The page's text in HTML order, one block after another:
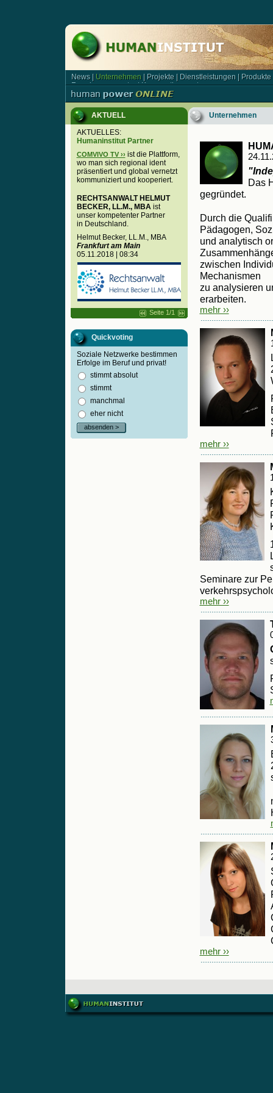
News | Unternehmen | Projekte | Dienstleistungen |
Forschungsagentur | Kooperationspartner
News| Unternehmen| Projekte| Dienstleistungen| Produkte
Forschungsagentur|Kooperationspartner
AKTUELL
Unternehmen
AKTUELLES:
Humaninstitut Partner
COMVIVO TV ›› ist die Plattform,
wo man sich regional ident
präsentiert und global vernetzt
kommuniziert und kooperiert.
RECHTSANWALT HELMUT
BECKER, LL.M., MBAist
unser kompetenter Partner
in Deutschland.
Helmut Becker, LL.M., MBA
Frankfurt am Main
05.11.2018 | 08:34
Seite 1/1
Quickvoting
Soziale Netzwerke bestimmen
Erfolge im Beruf und privat!
stimmt absolut
stimmt
manchmal
eher nicht
absenden >
Das
gegründet.
Durch die
Pädagogen,
und analytisch
zwischen
Mechanismen
zu analysieren
erarbeiten.
mehr ››
mehr ››
Seminare zur
mehr ››
mehr ››